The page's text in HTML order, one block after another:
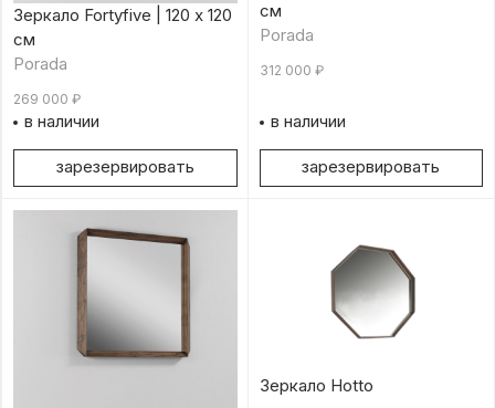
Зеркало Fortyfive | 120 х 120
см
Porada
269 000 ₽
в наличии
зарезервировать
см
Porada
312 000 ₽
в наличии
зарезервировать
Зеркало Hotto